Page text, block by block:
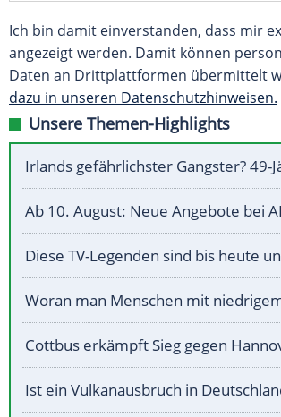
Ich bin damit einverstanden, dass mir
angezeigt werden. Damit können
Daten an Drittplattformen übermittelt
dazu in unseren Datenschutzhinweisen.
Unsere Themen-Highlights
Irlands gefährlichster Gangster? 49-
Ab 10. August: Neue Angebote bei
Diese TV-Legenden sind bis heute
Woran man Menschen mit
Cottbus erkämpft Sieg gegen
Ist ein Vulkanausbruch in